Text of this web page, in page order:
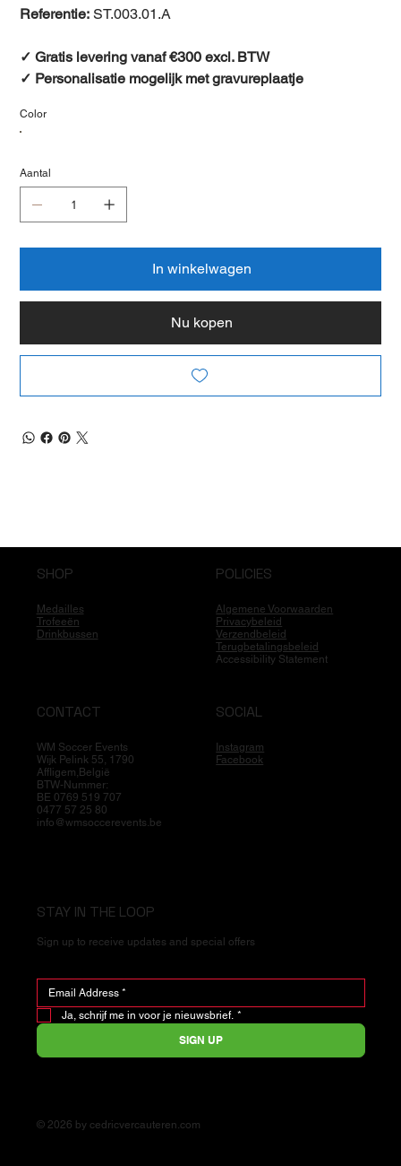
Referentie: ST.003.01.A
✓ Gratis levering vanaf €300 excl. BTW
✓ Personalisatie mogelijk met gravureplaatje
Color
Aantal
In winkelwagen
Nu kopen
SHOP
Medailles
Trofeeën
Drinkbussen
POLICIES
Algemene Voorwaarden
Privacybeleid
Verzendbeleid
Terugbetalingsbeleid
Accessibility Statement
CONTACT
WM Soccer Events
Wijk Pelink 55, 1790
Affligem,België
BTW-Nummer:
BE 0769 519 707
0477 57 25 80
info@wmsoccerevents.be
SOCIAL
Instagram
Facebook
STAY IN THE LOOP
Sign up to receive updates and special offers
Ja, schrijf me in voor je nieuwsbrief. *
SIGN UP
© 2026 by cedricvercauteren.com